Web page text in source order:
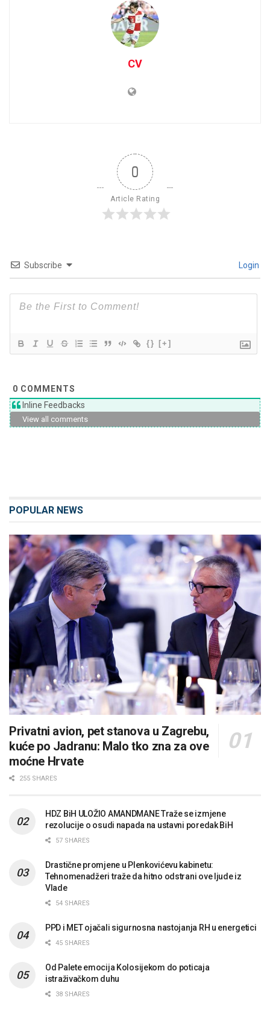
CV
0
Article Rating
Subscribe Login
{} [+]
0 COMMENTS
Inline Feedbacks
View all comments
POPULAR NEWS
Privatni avion, pet stanova u Zagrebu,
kuće po Jadranu: Malo tko zna za ove
moćne Hrvate
255 SHARES
HDZ BiH ULOŽIO AMANDMANE Traže se izmjene
rezolucije o osudi napada na ustavni poredak BiH
57 SHARES
Drastične promjene u Plenkovićevu kabinetu:
Tehnomenadžeri traže da hitno odstrani ove ljude iz
Vlade
54 SHARES
PPD i MET ojačali sigurnosna nastojanja RH u energetici
45 SHARES
Od Palete emocija Kolosijekom do poticaja
istraživačkom duhu
38 SHARES